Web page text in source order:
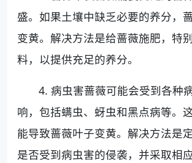
盛。如果土壤中缺乏必要的养分，
变黄。解决方法是给蔷薇施肥，特
料，以提供充足的养分。
4. 病虫害蔷薇可能会受到各种
响，包括螨虫、蚜虫和黑点病等。
能导致蔷薇叶子变黄。解决方法是
是否受到病虫害的侵袭，并采取相